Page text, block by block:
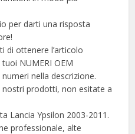
per darti una risposta
di ottenere l’articolo
NUMERI OEM
nella descrizione.
prodotti, non esitate a
Lancia Ypsilon 2003-2011.
professionale, alte